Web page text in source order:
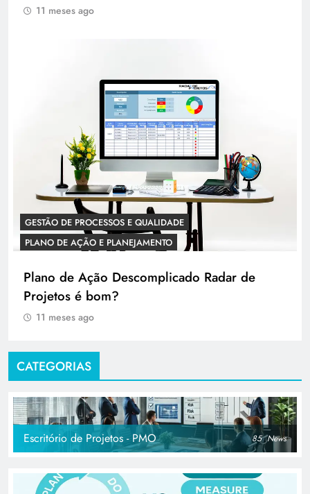
11 meses ago
GESTÃO DE PROCESSOS E QUALIDADE
PLANO DE AÇÃO E PLANEJAMENTO
Plano de Ação Descomplicado Radar de
Projetos é bom?
11 meses ago
CATEGORIAS
Escritório de Projetos - PMO 85 News